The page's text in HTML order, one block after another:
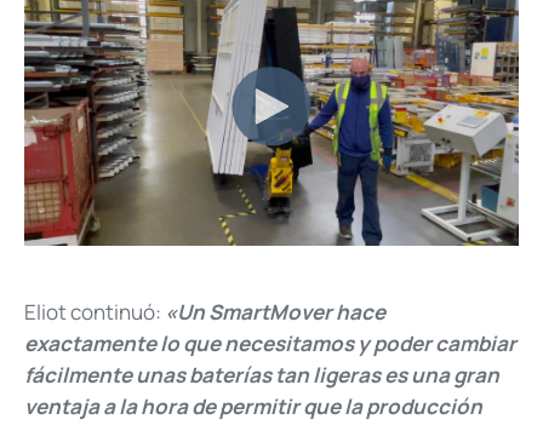
Eliot continuó: «Un SmartMover hace
exactamente lo que necesitamos y poder cambiar
fácilmente unas baterías tan ligeras es una gran
ventaja a la hora de permitir que la producción